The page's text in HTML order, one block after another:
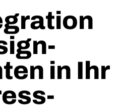
in Ihr